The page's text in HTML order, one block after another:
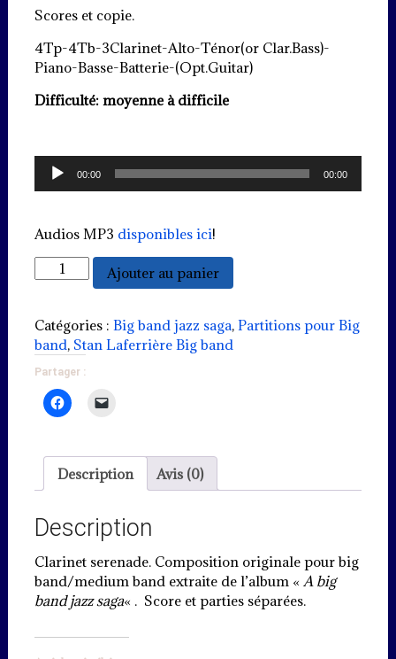
Scores et copie.
4Tp-4Tb-3Clarinet-Alto-Ténor(or Clar.Bass)-
Piano-Basse-Batterie-(Opt.Guitar)
Difficulté: moyenne à difficile
Lecteur
audio
00:00 00:00
Audios MP3 disponibles ici!
quantité
de
serenade
-
"Moonlight"
(PDF)
Ajouter au panier
Catégories : Big band jazz saga, Partitions pour Big
band, Stan Laferrière Big band
Partager :
Description Avis (0)
Description
Clarinet serenade. Composition originale pour big
band/medium band extraite de l’album « A big
band jazz saga« . Score et parties séparées.